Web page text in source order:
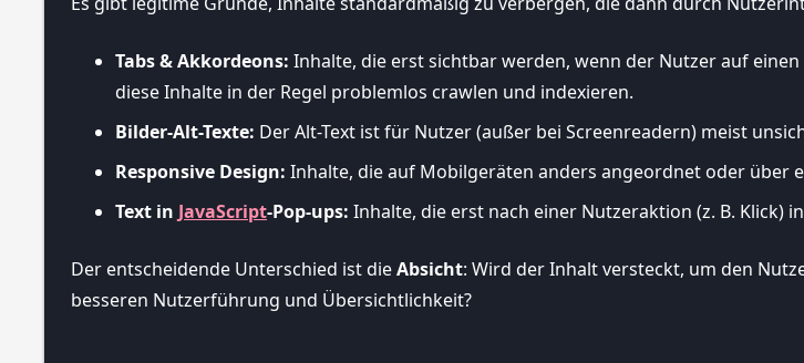
Tabs & Akkordeons: Inhalte, die erst sichtbar werden, wenn der Nutzer auf
diese Inhalte in der Regel problemlos crawlen und indexieren.
Bilder-Alt-Texte: Der Alt-Text ist für Nutzer (außer bei Screenreadern) meist
Responsive Design: Inhalte, die auf Mobilgeräten anders angeordnet oder über
Text in JavaScript-Pop-ups: Inhalte, die erst nach einer Nutzeraktion (z. B. Klick)
Der entscheidende Unterschied ist dieAbsicht: Wird der Inhalt versteckt, um den
besseren Nutzerführung und Übersichtlichkeit?